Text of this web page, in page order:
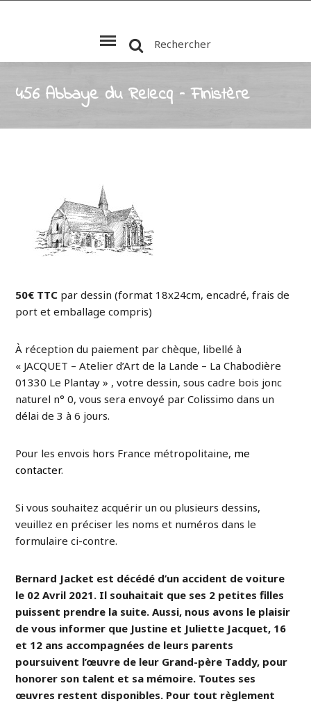
Rechercher
456 Abbaye du Relecq – Finistère
50€ TTC par dessin (format 18x24cm, encadré, frais de
port et emballage compris)
À réception du paiement par chèque, libellé à
« JACQUET – Atelier d’Art de la Lande – La Chabodière
01330 Le Plantay » , votre dessin, sous cadre bois jonc
naturel n° 0, vous sera envoyé par Colissimo dans un
délai de 3 à 6 jours.
Pour les envois hors France métropolitaine, me
contacter.
Si vous souhaitez acquérir un ou plusieurs dessins,
veuillez en préciser les noms et numéros dans le
formulaire ci-contre.
Bernard Jacket est décédé d’un accident de voiture
le 02 Avril 2021. Il souhaitait que ses 2 petites filles
puissent prendre la suite. Aussi, nous avons le plaisir
de vous informer que Justine et Juliette Jacquet, 16
et 12 ans accompagnées de leurs parents
poursuivent l’œuvre de leur Grand-père Taddy, pour
honorer son talent et sa mémoire. Toutes ses
œuvres restent disponibles. Pour tout règlement